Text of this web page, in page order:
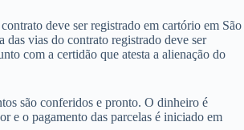
deve ser registrado em cartório em São
das vias do contrato registrado deve ser
com a certidão que atesta a alienação do
são conferidos e pronto. O dinheiro é
e o pagamento das parcelas é iniciado em